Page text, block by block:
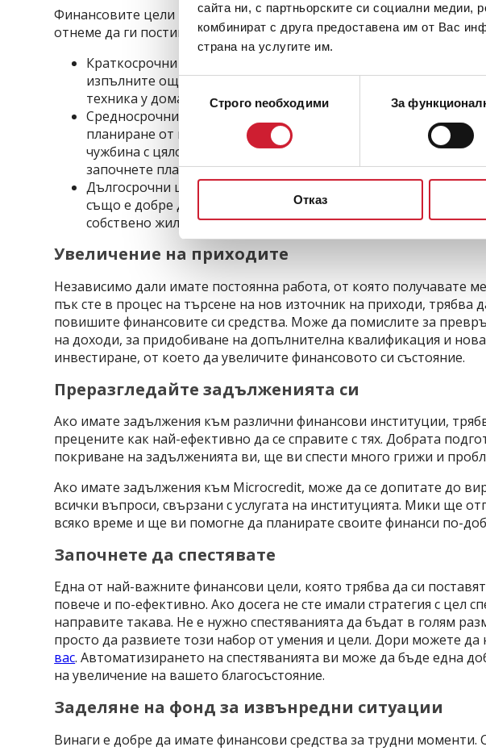
сайта ни, с партньорските си социални медии,
комбинират с друга предоставена им от Вас
страна на услугите им.
на
Строго nеобходими За
Отказ
Финансовите цели могат да бъдат разделени на три категории
отнеме да ги постигнете, както и според това колко трудни за
Краткосрочни цели – такива могат да бъдат лесни за
изпълните още в първите месеци на новата година.
техника у дома, или да се сдобиете с нов телефон.
Средносрочни цели – тези цели изискват повече време за
планиране от ваша страна. Например, ако искате да
чужбина с цялото семейство през лятото на новата година,
започнете планирането ѝ още сега;
Дългосрочни цели – най-изискващите цели са най-
също е добре да планирате. Една такава цел може да бъде
собствено жилище.
Увеличение на приходите
Независимо дали имате постоянна работа, от която получавате
пък сте в процес на търсене на нов източник на приходи, трябва
повишите финансовите си средства. Може да помислите за
на доходи, за придобиване на допълнителна квалификация и
инвестиране, от което да увеличите финансовото си състояние.
Преразгледайте задълженията си
Ако имате задължения към различни финансови институции,
прецените как най-ефективно да се справите с тях. Добрата
покриване на задълженията ви, ще ви спести много грижи и
Ако имате задължения към Microcredit, може да се допитате до
всички въпроси, свързани с услугата на институцията. Мики ще
всяко време и ще ви помогне да планирате своите финанси по-
Започнете да спестявате
Една от най-важните финансови цели, която трябва да си
повече и по-ефективно. Ако досега не сте имали стратегия с цел
направите такава. Не е нужно спестяванията да бъдат в голям
просто да развиете този набор от умения и цели. Дори можете да
вас. Автоматизирането на спестяванията ви може да бъде една
на увеличение на вашето благосъстояние.
Заделяне на фонд за извънредни ситуации
Винаги е добре да имате финансови средства за трудни моменти.